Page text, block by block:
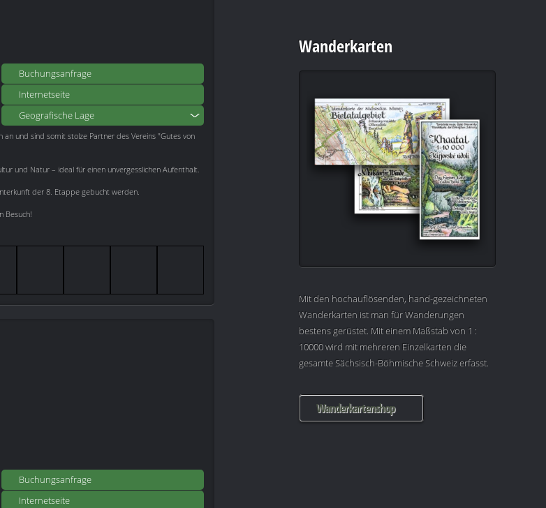
Buchungsanfrage
Internetseite
Geografische Lage
und sind somit stolze Partner des Vereins "Gutes von
und Natur – ideal für einen unvergesslichen Aufenthalt.
der 8. Etappe gebucht werden.
Besuch!
Buchungsanfrage
Internetseite
Wanderkarten
Mit den hochauflösenden, hand-gezeichneten
Wanderkarten ist man für Wanderungen
bestens gerüstet. Mit einem Maßstab von 1 :
10000 wird mit mehreren Einzelkarten die
gesamte Sächsisch-Böhmische Schweiz erfasst.
Wanderkartenshop